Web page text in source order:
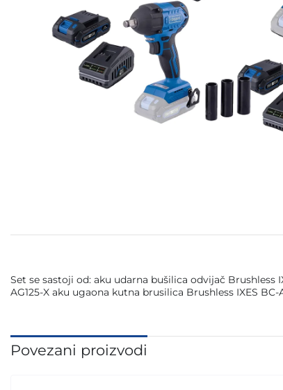
Set se sastoji od: aku udarna bušilica odvijač Brushless
AG125-X aku ugaona kutna brusilica Brushless IXES
Povezani proizvodi